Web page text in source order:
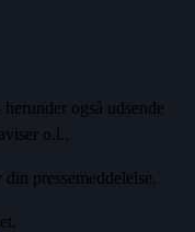
også udsende
o.l..
pressemeddelelse.